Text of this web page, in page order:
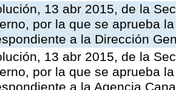
13 abr 2015, de la
por la que se aprueba
a la Dirección
13 abr 2015, de la
por la que se aprueba